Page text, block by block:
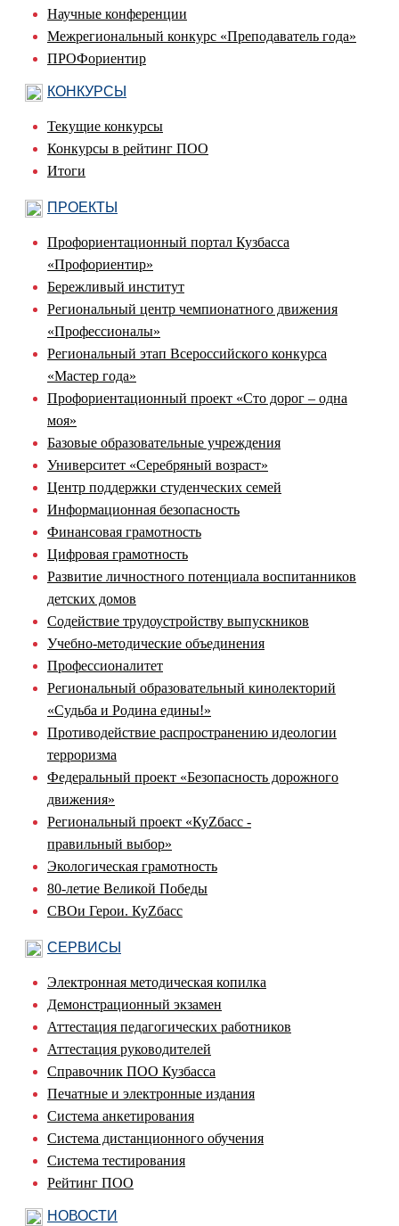
Научные конференции
Межрегиональный конкурс «Преподаватель года»
ПРОФориентир
КОНКУРСЫ
Текущие конкурсы
Конкурсы в рейтинг ПОО
Итоги
ПРОЕКТЫ
Профориентационный портал Кузбасса
«Профориентир»
Бережливый институт
Региональный центр чемпионатного движения
«Профессионалы»
Региональный этап Всероссийского конкурса
«Мастер года»
Профориентационный проект «Сто дорог – одна
моя»
Базовые образовательные учреждения
Университет «Серебряный возраст»
Центр поддержки студенческих семей
Информационная безопасность
Финансовая грамотность
Цифровая грамотность
Развитие личностного потенциала воспитанников
детских домов
Содействие трудоустройству выпускников
Учебно-методические объединения
Профессионалитет
Региональный образовательный кинолекторий
«Судьба и Родина едины!»
Противодействие распространению идеологии
терроризма
Федеральный проект «Безопасность дорожного
движения»
Региональный проект «КуZбасс -
правильный выбор»
Экологическая грамотность
80-летие Великой Победы
СВОи Герои. КуZбасс
СЕРВИСЫ
Электронная методическая копилка
Демонстрационный экзамен
Аттестация педагогических работников
Аттестация руководителей
Справочник ПОО Кузбасса
Печатные и электронные издания
Система анкетирования
Система дистанционного обучения
Система тестирования
Рейтинг ПОО
НОВОСТИ